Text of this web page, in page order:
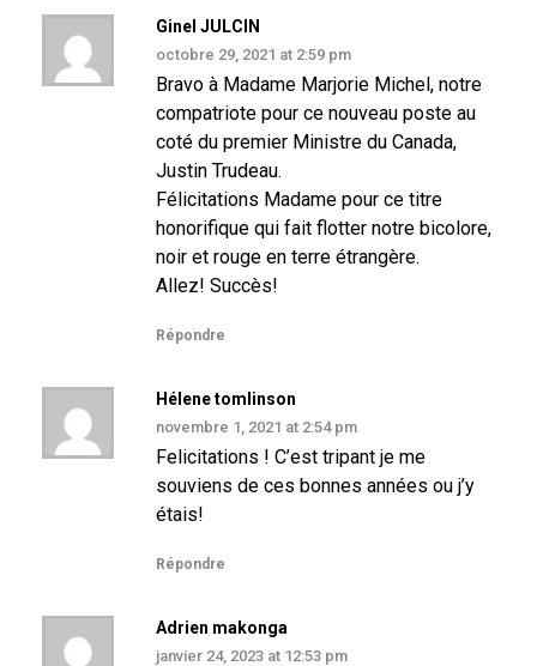
Ginel JULCIN
octobre 29, 2021 at 2:59 pm
Bravo à Madame Marjorie Michel, notre
compatriote pour ce nouveau poste au
coté du premier Ministre du Canada,
Justin Trudeau.
Félicitations Madame pour ce titre
honorifique qui fait flotter notre bicolore,
noir et rouge en terre étrangère.
Allez! Succès!
Répondre
Hélene tomlinson
novembre 1, 2021 at 2:54 pm
Felicitations ! C’est tripant je me
souviens de ces bonnes années ou j’y
étais!
Répondre
Adrien makonga
janvier 24, 2023 at 12:53 pm